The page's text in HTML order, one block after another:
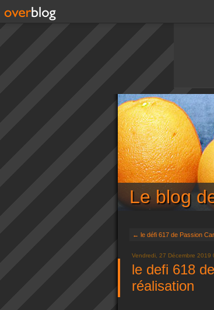
Le blog
← le défi 617 de Passion
Vendredi, 27 Décembre 2019
le defi 618
réalisation